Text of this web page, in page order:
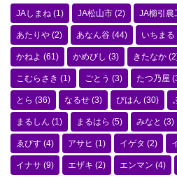
JAしまね (1) JA松山市 (2) JA櫛引農
あたりや (2) あなん谷 (44) いちまる
かねよ (61) かめびし (3) きたなか
こむらさき (1) ごとう (3) たつ乃屋
とら (36) なるせ (3) びはん (30)
まるしん (1) まるはら (5) みなと (3)
ゑびす (4) アサヒ (1) イゲタ (2)
イナサ (9) エザキ (2) エンマン (4)